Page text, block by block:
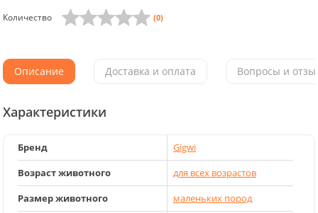
Количество (0)
Описание Доставка и оплата Вопросы и
Характеристики
Бренд
Gigwi
Возраст животного
для всех возрастов
Размер животного
маленьких пород